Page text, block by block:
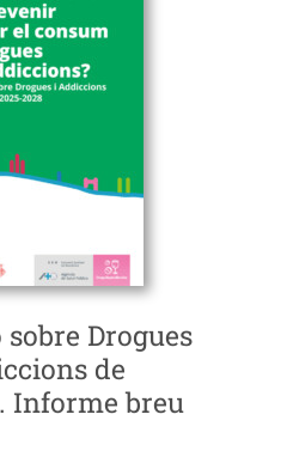
sobre Drogues
de
Informe breu